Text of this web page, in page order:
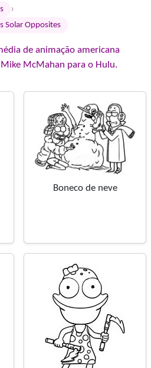
›
Solar Opposites
de animação americana
McMahan para o Hulu.
Boneco de neve